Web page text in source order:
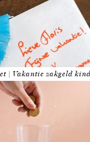
| Vakantie zakgeld